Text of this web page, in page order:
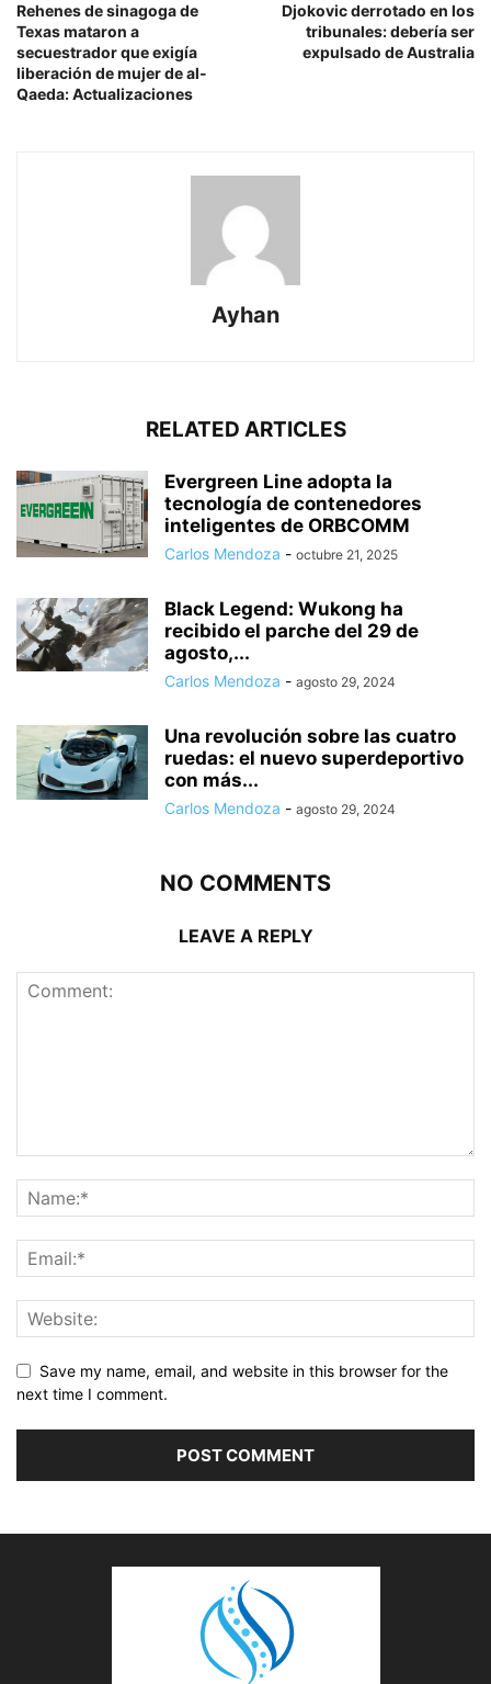
Rehenes de sinagoga de
Texas mataron a
secuestrador que exigía
liberación de mujer de al-
Qaeda: Actualizaciones
Djokovic derrotado en los
tribunales: debería ser
expulsado de Australia
Ayhan
RELATED ARTICLES
Evergreen Line adopta la
tecnología de contenedores
inteligentes de ORBCOMM
Carlos Mendoza - octubre 21, 2025
Black Legend: Wukong ha
recibido el parche del 29 de
agosto,...
Carlos Mendoza - agosto 29, 2024
Una revolución sobre las cuatro
ruedas: el nuevo superdeportivo
con más...
Carlos Mendoza - agosto 29, 2024
NO COMMENTS
LEAVE A REPLY
Save my name, email, and website in this browser for the
next time I comment.